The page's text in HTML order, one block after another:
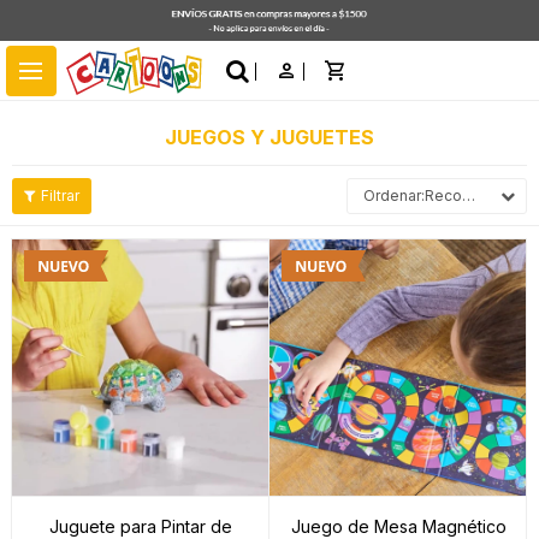
menu
JUEGOS Y JUGUETES
Recomendados
Juguete para Pintar de
Juego de Mesa Magnético
close